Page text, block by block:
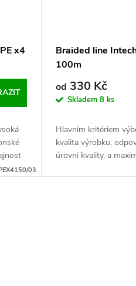
x4
(
03
Braided line
100m
od 330 Kč
Skladem 8 ks
Hlavním kritériem
kvalita výrobku,
úrovni kvality, a
této pletené šňůry